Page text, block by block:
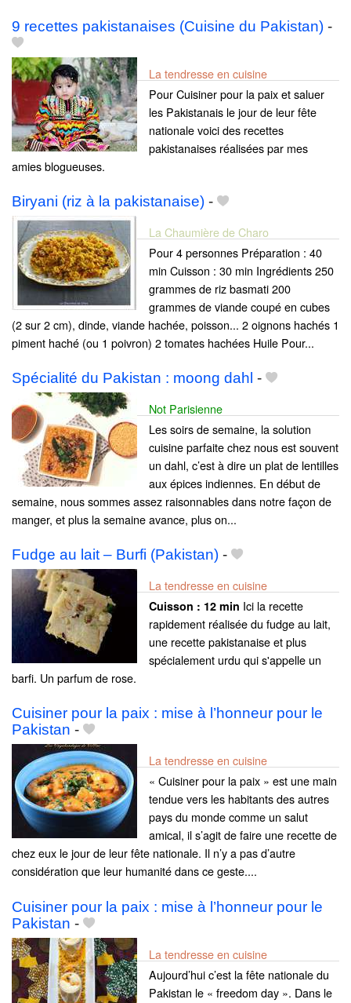
9 recettes pakistanaises (Cuisine du Pakistan) -
La tendresse en cuisine
Pour Cuisiner pour la paix et saluer
les Pakistanais le jour de leur fête
nationale voici des recettes
pakistanaises réalisées par mes
amies blogueuses.
Biryani (riz à la pakistanaise) -
La Chaumière de Charo
Pour 4 personnes Préparation : 40
min Cuisson : 30 min Ingrédients 250
grammes de riz basmati 200
grammes de viande coupé en cubes
(2 sur 2 cm), dinde, viande hachée, poisson... 2 oignons hachés 1
piment haché (ou 1 poivron) 2 tomates hachées Huile Pour...
Spécialité du Pakistan : moong dahl -
Not Parisienne
Les soirs de semaine, la solution
cuisine parfaite chez nous est souvent
un dahl, c’est à dire un plat de lentilles
aux épices indiennes. En début de
semaine, nous sommes assez raisonnables dans notre façon de
manger, et plus la semaine avance, plus on...
Fudge au lait – Burfi (Pakistan) -
La tendresse en cuisine
Cuisson : 12 min Ici la recette
rapidement réalisée du fudge au lait,
une recette pakistanaise et plus
spécialement urdu qui s'appelle un
barfi. Un parfum de rose.
Cuisiner pour la paix : mise à l’honneur pour le
Pakistan -
La tendresse en cuisine
« Cuisiner pour la paix » est une main
tendue vers les habitants des autres
pays du monde comme un salut
amical, il s’agit de faire une recette de
chez eux le jour de leur fête nationale. Il n’y a pas d’autre
considération que leur humanité dans ce geste....
Cuisiner pour la paix : mise à l’honneur pour le
Pakistan -
La tendresse en cuisine
Aujourd’hui c’est la fête nationale du
Pakistan le « freedom day ». Dans le